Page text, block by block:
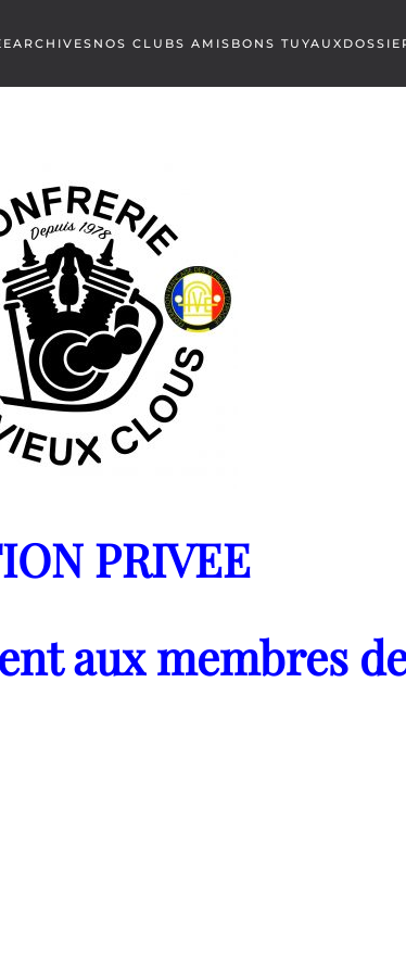
ARCHIVES NOS CLUBS AMIS BONS TUYAUX
PRIVEE
aux membres